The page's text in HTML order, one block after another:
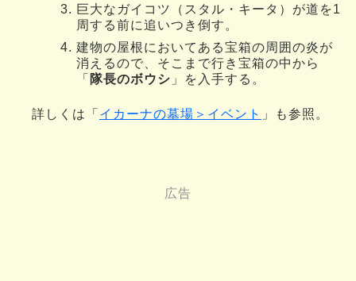
巨大なガイコツ（スタル・キータ）が道を1
周する前に追いつき倒す。
建物の屋根においてある宝箱の周囲の炎が
消えるので、そこまで行き宝箱の中から
「 隊長のボウシ 」を入手する。
詳しくは「 イカーナの墓場＞イベント 」も参照。